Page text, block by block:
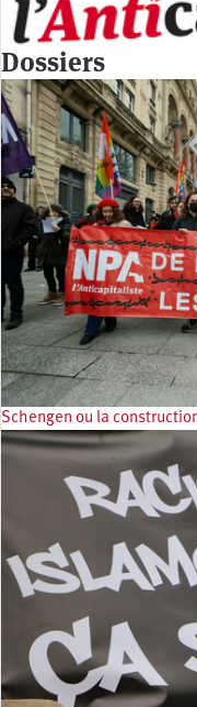
Dossiers
Schengen ou la